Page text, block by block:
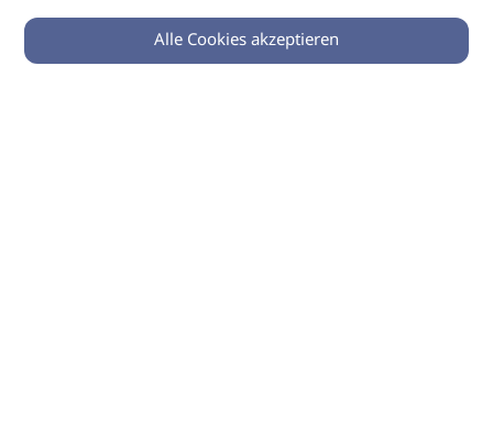
0
Alle Cookies akzeptieren